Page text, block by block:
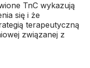
TnC wykazują
się i że
terapeutyczną
związanej z